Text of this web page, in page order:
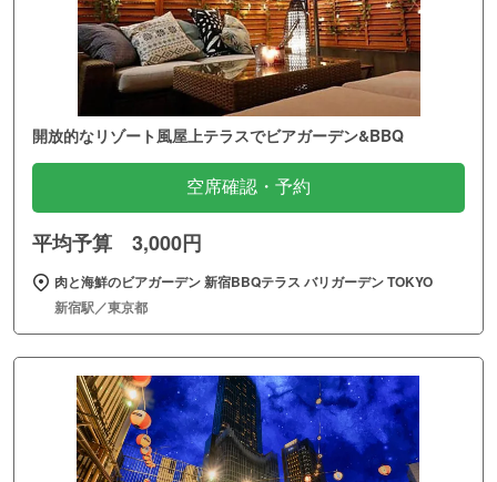
開放的なリゾート風屋上テラスでビアガーデン&BBQ
空席確認・予約
平均予算 3,000円
肉と海鮮のビアガーデン 新宿BBQテラス バリガーデン TOKYO
新宿駅／東京都